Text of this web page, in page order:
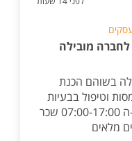
מובילה
בשוהם הכנת
וטיפול בבעיות
בשטח רישיון מלגזה -יתרון ענק! א-ה 07:00-17:00 שכר